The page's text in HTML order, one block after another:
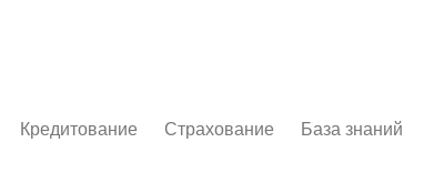
Кредитование Страхование База знаний